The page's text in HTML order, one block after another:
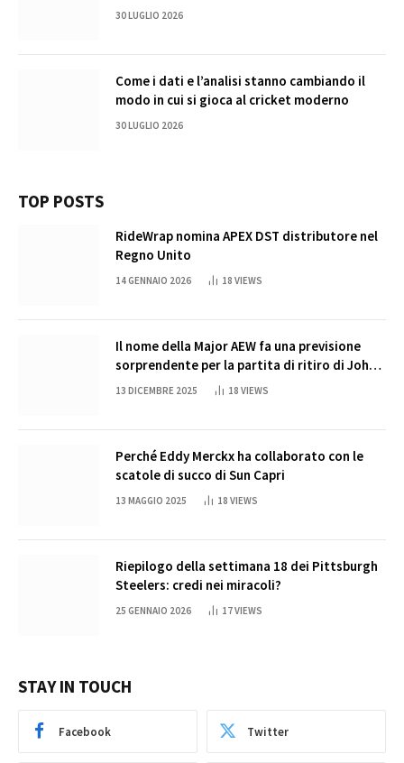
30 LUGLIO 2026
Come i dati e l’analisi stanno cambiando il
modo in cui si gioca al cricket moderno
30 LUGLIO 2026
TOP POSTS
RideWrap nomina APEX DST distributore nel
Regno Unito
14 GENNAIO 2026 18 VIEWS
Il nome della Major AEW fa una previsione
sorprendente per la partita di ritiro di John
Cena
13 DICEMBRE 2025 18 VIEWS
Perché Eddy Merckx ha collaborato con le
scatole di succo di Sun Capri
13 MAGGIO 2025 18 VIEWS
Riepilogo della settimana 18 dei Pittsburgh
Steelers: credi nei miracoli?
25 GENNAIO 2026 17VIEWS
STAY IN TOUCH
Facebook Twitter